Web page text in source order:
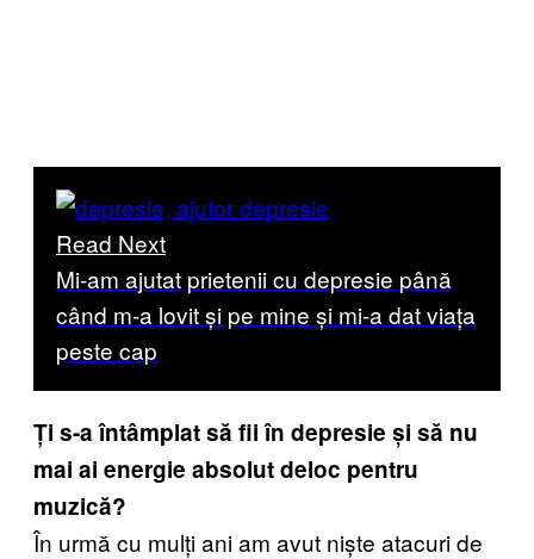
Read Next
Mi-am ajutat prietenii cu depresie până
când m-a lovit și pe mine și mi-a dat viața
peste cap
Ți s-a întâmplat să fii în depresie și să nu
mai ai energie absolut deloc pentru
muzică?
În urmă cu mulți ani am avut niște atacuri de